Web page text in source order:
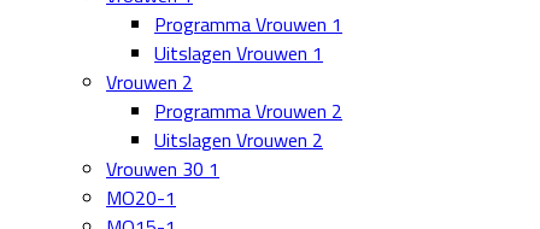
Programma Vrouwen 1
Uitslagen Vrouwen 1
Vrouwen 2
Programma Vrouwen 2
Uitslagen Vrouwen 2
Vrouwen 30 1
MO20-1